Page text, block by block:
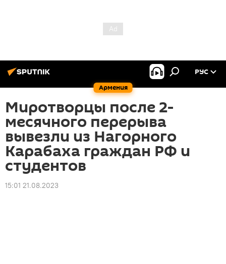
Армения
РУС
Миротворцы после 2-
месячного перерыва
вывезли из Нагорного
Карабаха граждан РФ и
студентов
15:01 21.08.2023